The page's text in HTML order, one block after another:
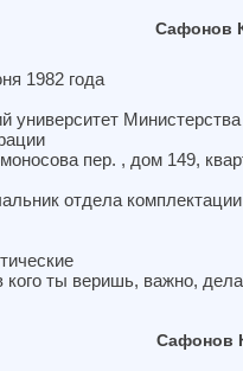
Сафонов
1982 года
университет Министерства
пер. , дом 149,
отдела комплектации
ты веришь, важно,
Сафонов